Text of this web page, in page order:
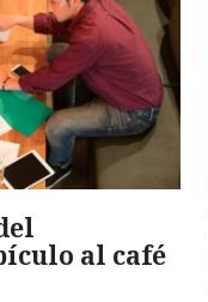
al café